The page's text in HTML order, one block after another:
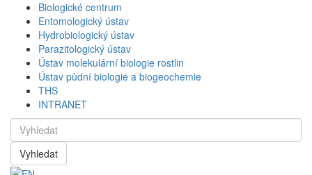
Biologické centrum
Entomologický ústav
Hydrobiologický ústav
Parazitologický ústav
Ústav molekulární biologie rostlin
Ústav půdní biologie a biogeochemie
THS
INTRANET
Vyhledat